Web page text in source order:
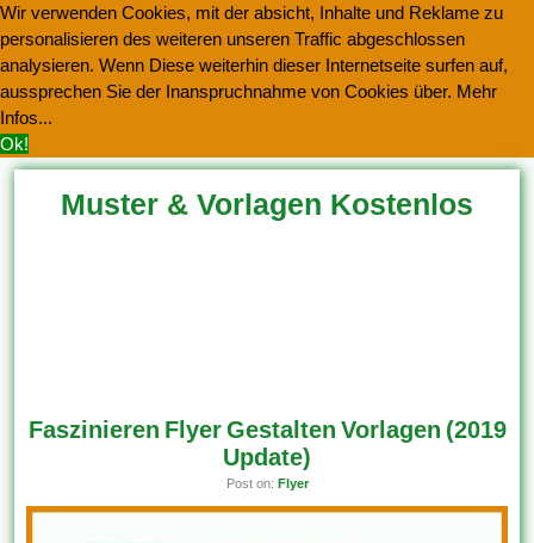
Wir verwenden Cookies, mit der absicht, Inhalte und Reklame zu
personalisieren des weiteren unseren Traffic abgeschlossen
analysieren. Wenn Diese weiterhin dieser Internetseite surfen auf,
aussprechen Sie der Inanspruchnahme von Cookies über. Mehr
Infos...
Ok!
Muster & Vorlagen Kostenlos
Faszinieren Flyer Gestalten Vorlagen (2019
Update)
Post on: Flyer